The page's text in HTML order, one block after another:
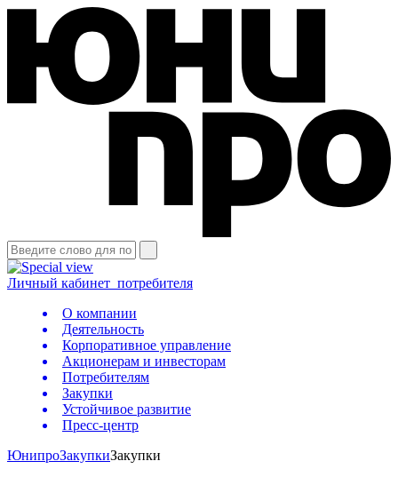
Личный кабинет потребителя
О компании
Деятельность
Корпоративное управление
Акционерам и инвесторам
Потребителям
Закупки
Устойчивое развитие
Пресс-центр
ЮнипроЗакупкиЗакупки